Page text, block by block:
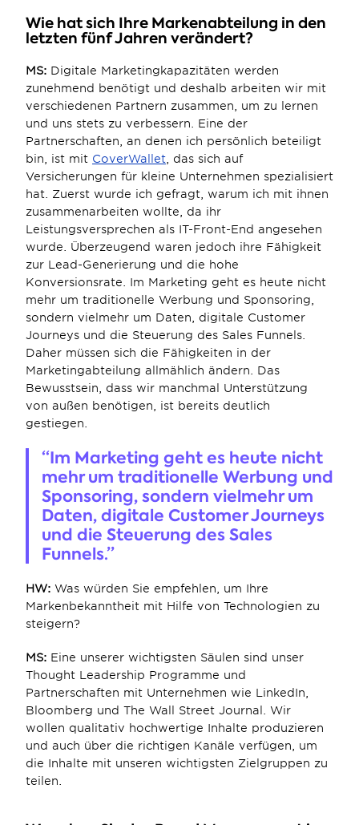
Wie hat sich Ihre Markenabteilung in den
letzten fünf Jahren verändert?
MS: Digitale Marketingkapazitäten werden
zunehmend benötigt und deshalb arbeiten wir mit
verschiedenen Partnern zusammen, um zu lernen
und uns stets zu verbessern. Eine der
Partnerschaften, an denen ich persönlich beteiligt
bin, ist mit CoverWallet , das sich auf
Versicherungen für kleine Unternehmen spezialisiert
hat. Zuerst wurde ich gefragt, warum ich mit ihnen
zusammenarbeiten wollte, da ihr
Leistungsversprechen als IT-Front-End angesehen
wurde. Überzeugend waren jedoch ihre Fähigkeit
zur Lead-Generierung und die hohe
Konversionsrate. Im Marketing geht es heute nicht
mehr um traditionelle Werbung und Sponsoring,
sondern vielmehr um Daten, digitale Customer
Journeys und die Steuerung des Sales Funnels.
Daher müssen sich die Fähigkeiten in der
Marketingabteilung allmählich ändern. Das
Bewusstsein, dass wir manchmal Unterstützung
von außen benötigen, ist bereits deutlich
gestiegen.
“Im Marketing geht es heute nicht
mehr um traditionelle Werbung und
Sponsoring, sondern vielmehr um
Daten, digitale Customer Journeys
und die Steuerung des Sales
Funnels.”
HW: Was würden Sie empfehlen, um Ihre
Markenbekanntheit mit Hilfe von Technologien zu
steigern?
MS: Eine unserer wichtigsten Säulen sind unser
Thought Leadership Programme und
Partnerschaften mit Unternehmen wie LinkedIn,
Bloomberg und The Wall Street Journal. Wir
wollen qualitativ hochwertige Inhalte produzieren
und auch über die richtigen Kanäle verfügen, um
die Inhalte mit unseren wichtigsten Zielgruppen zu
teilen.